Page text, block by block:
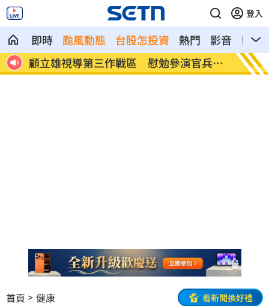
登入
即時 颱風動態 台股怎投資 熱門 影音
熱搜
演官兵辛
放雙手騎車喊手麻！騎士遭打臉仍判罰
首頁 健康 看新聞換好禮